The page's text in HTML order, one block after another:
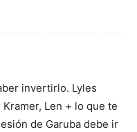
invertirlo. Lyles
Len + lo que te
de Garuba debe ir